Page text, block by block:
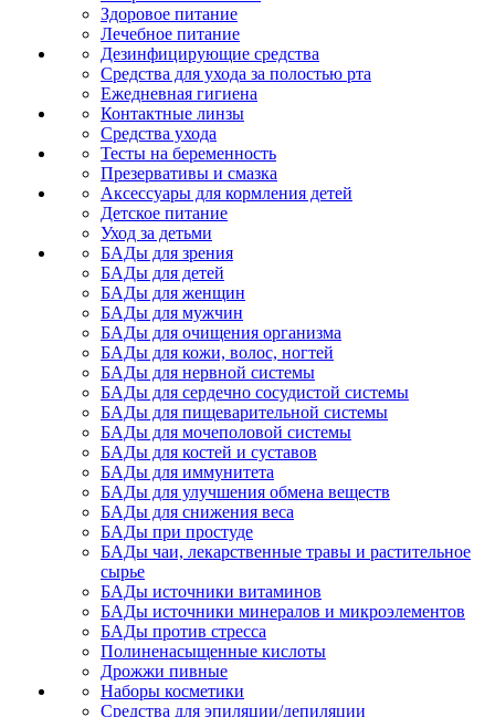
Здоровое питание
Лечебное питание
Дезинфицирующие средства
Средства для ухода за полостью рта
Ежедневная гигиена
Контактные линзы
Средства ухода
Тесты на беременность
Презервативы и смазка
Аксессуары для кормления детей
Детское питание
Уход за детьми
БАДы для зрения
БАДы для детей
БАДы для женщин
БАДы для мужчин
БАДы для очищения организма
БАДы для кожи, волос, ногтей
БАДы для нервной системы
БАДы для сердечно сосудистой системы
БАДы для пищеварительной системы
БАДы для мочеполовой системы
БАДы для костей и суставов
БАДы для иммунитета
БАДы для улучшения обмена веществ
БАДы для снижения веса
БАДы при простуде
БАДы чаи, лекарственные травы и растительное
сырье
БАДы источники витаминов
БАДы источники минералов и микроэлементов
БАДы против стресса
Полиненасыщенные кислоты
Дрожжи пивные
Наборы косметики
Средства для эпиляции/депиляции